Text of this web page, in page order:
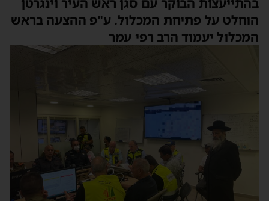
הוחלט על פתיחת המכלול. ע"פ ההצעה בראש
המכלול יעמוד הרב רפי עמר